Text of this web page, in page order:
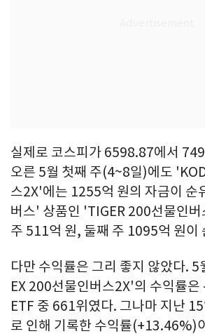
실제로 코스피가 6598.87에서
오른 5월 첫째 주(4~8일)에도
스2X'에는 1255억 원의 자금이 순
버스' 상품인 'TIGER 200선물인
주 511억 원, 둘째 주 1095억 원이
다만 수익률은 그리 좋지 않았다.
EX 200선물인버스2X'의 수익률
ETF 중 661위였다. 그나마 지난
로 인해 기록한 수익률(+13.46%)